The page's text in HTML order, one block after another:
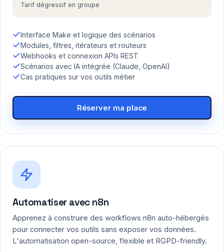
Tarif dégressif en groupe
Interface Make et logique des scénarios
Modules, filtres, itérateurs et routeurs
Webhooks et connexion APIs REST
Scénarios avec IA intégrée (Claude, OpenAI)
Cas pratiques sur vos outils métier
Réserver ma place
Automatiser avec n8n
Apprenez à construire des workflows n8n auto-hébergés
pour connecter vos outils sans exposer vos données.
L'automatisation open-source, flexible et RGPD-friendly.